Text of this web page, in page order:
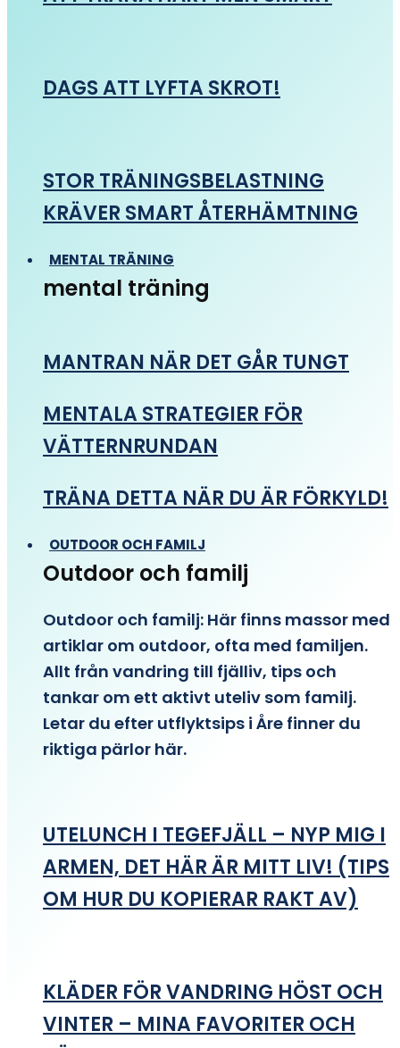
DAGS ATT LYFTA SKROT!
STOR TRÄNINGSBELASTNING
KRÄVER SMART ÅTERHÄMTNING
MENTAL TRÄNING
mental träning
MANTRAN NÄR DET GÅR TUNGT
MENTALA STRATEGIER FÖR
VÄTTERNRUNDAN
TRÄNA DETTA NÄR DU ÄR FÖRKYLD!
OUTDOOR OCH FAMILJ
Outdoor och familj
Outdoor och familj: Här finns massor med
artiklar om outdoor, ofta med familjen.
Allt från vandring till fjälliv, tips och
tankar om ett aktivt uteliv som familj.
Letar du efter utflyktsips i Åre finner du
riktiga pärlor här.
UTELUNCH I TEGEFJÄLL – NYP MIG I
ARMEN, DET HÄR ÄR MITT LIV! (TIPS
OM HUR DU KOPIERAR RAKT AV)
KLÄDER FÖR VANDRING HÖST OCH
VINTER – MINA FAVORITER OCH